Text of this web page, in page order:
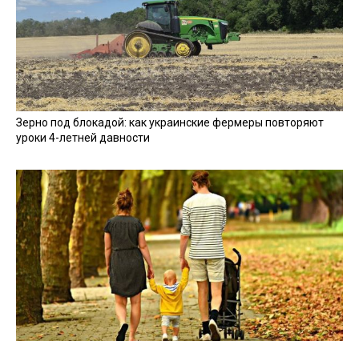
Зерно под блокадой: как украинские фермеры повторяют
уроки 4-летней давности